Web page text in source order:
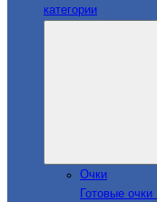
категории
Очки
Готовые очки